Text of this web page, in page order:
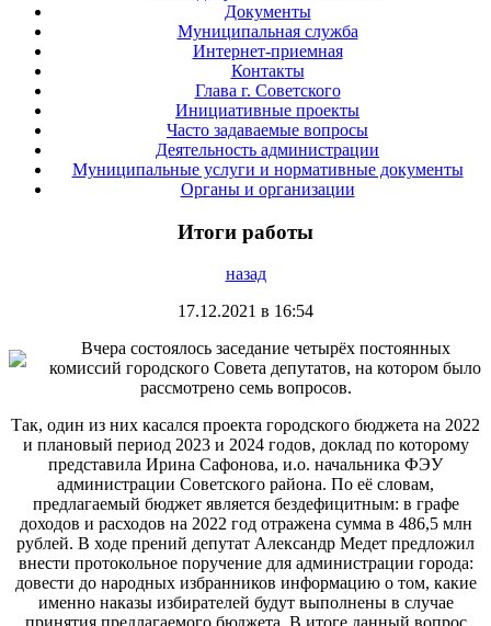
Документы
Муниципальная служба
Интернет-приемная
Контакты
Глава г. Советского
Инициативные проекты
Часто задаваемые вопросы
Деятельность администрации
Муниципальные услуги и нормативные документы
Органы и организации
Итоги работы
назад
17.12.2021 в 16:54
Вчера состоялось заседание четырёх постоянных
комиссий городского Совета депутатов, на котором было
рассмотрено семь вопросов.
Так, один из них касался проекта городского бюджета на 2022
и плановый период 2023 и 2024 годов, доклад по которому
представила Ирина Сафонова, и.о. начальника ФЭУ
администрации Советского района. По её словам,
предлагаемый бюджет является бездефицитным: в графе
доходов и расходов на 2022 год отражена сумма в 486,5 млн
рублей. В ходе прений депутат Александр Медет предложил
внести протокольное поручение для администрации города:
довести до народных избранников информацию о том, какие
именно наказы избирателей будут выполнены в случае